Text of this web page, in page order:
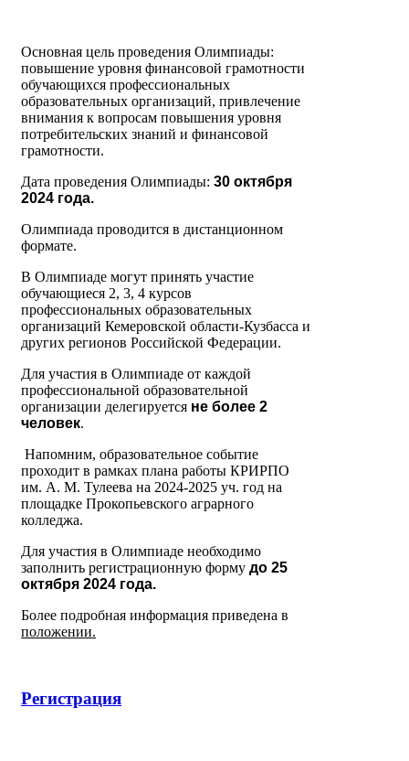
Основная цель проведения Олимпиады:
повышение уровня финансовой грамотности
обучающихся профессиональных
образовательных организаций, привлечение
внимания к вопросам повышения уровня
потребительских знаний и финансовой
грамотности.
Дата проведения Олимпиады: 30 октября
2024 года.
Олимпиада проводится в дистанционном
формате.
В Олимпиаде могут принять участие
обучающиеся 2, 3, 4 курсов
профессиональных образовательных
организаций Кемеровской области-Кузбасса и
других регионов Российской Федерации.
Для участия в Олимпиаде от каждой
профессиональной образовательной
организации делегируется не более 2
человек.
Напомним, образовательное событие
проходит в рамках плана работы КРИРПО
им. А. М. Тулеева на 2024-2025 уч. год на
площадке Прокопьевского аграрного
колледжа.
Для участия в Олимпиаде необходимо
заполнить регистрационную форму до 25
октября 2024 года.
Более подробная информация приведена в
положении.
Регистрация